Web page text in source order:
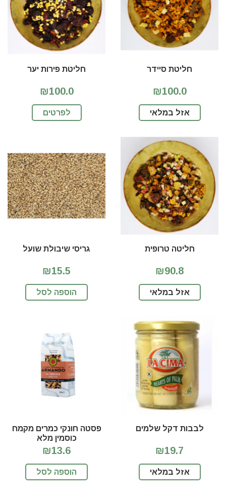
חליטת סיידר
₪100.0
אזל במלאי
חליטת פירות יער
₪100.0
לפרטים
חליטה טרופית
₪90.8
אזל במלאי
גריסי שיבולת שועל
₪15.5
הוספה לסל
לבבות דקל שלמים
₪19.7
אזל במלאי
פסטה חונקי כמרים מקמח
כוסמין מלא
₪13.6
הוספה לסל